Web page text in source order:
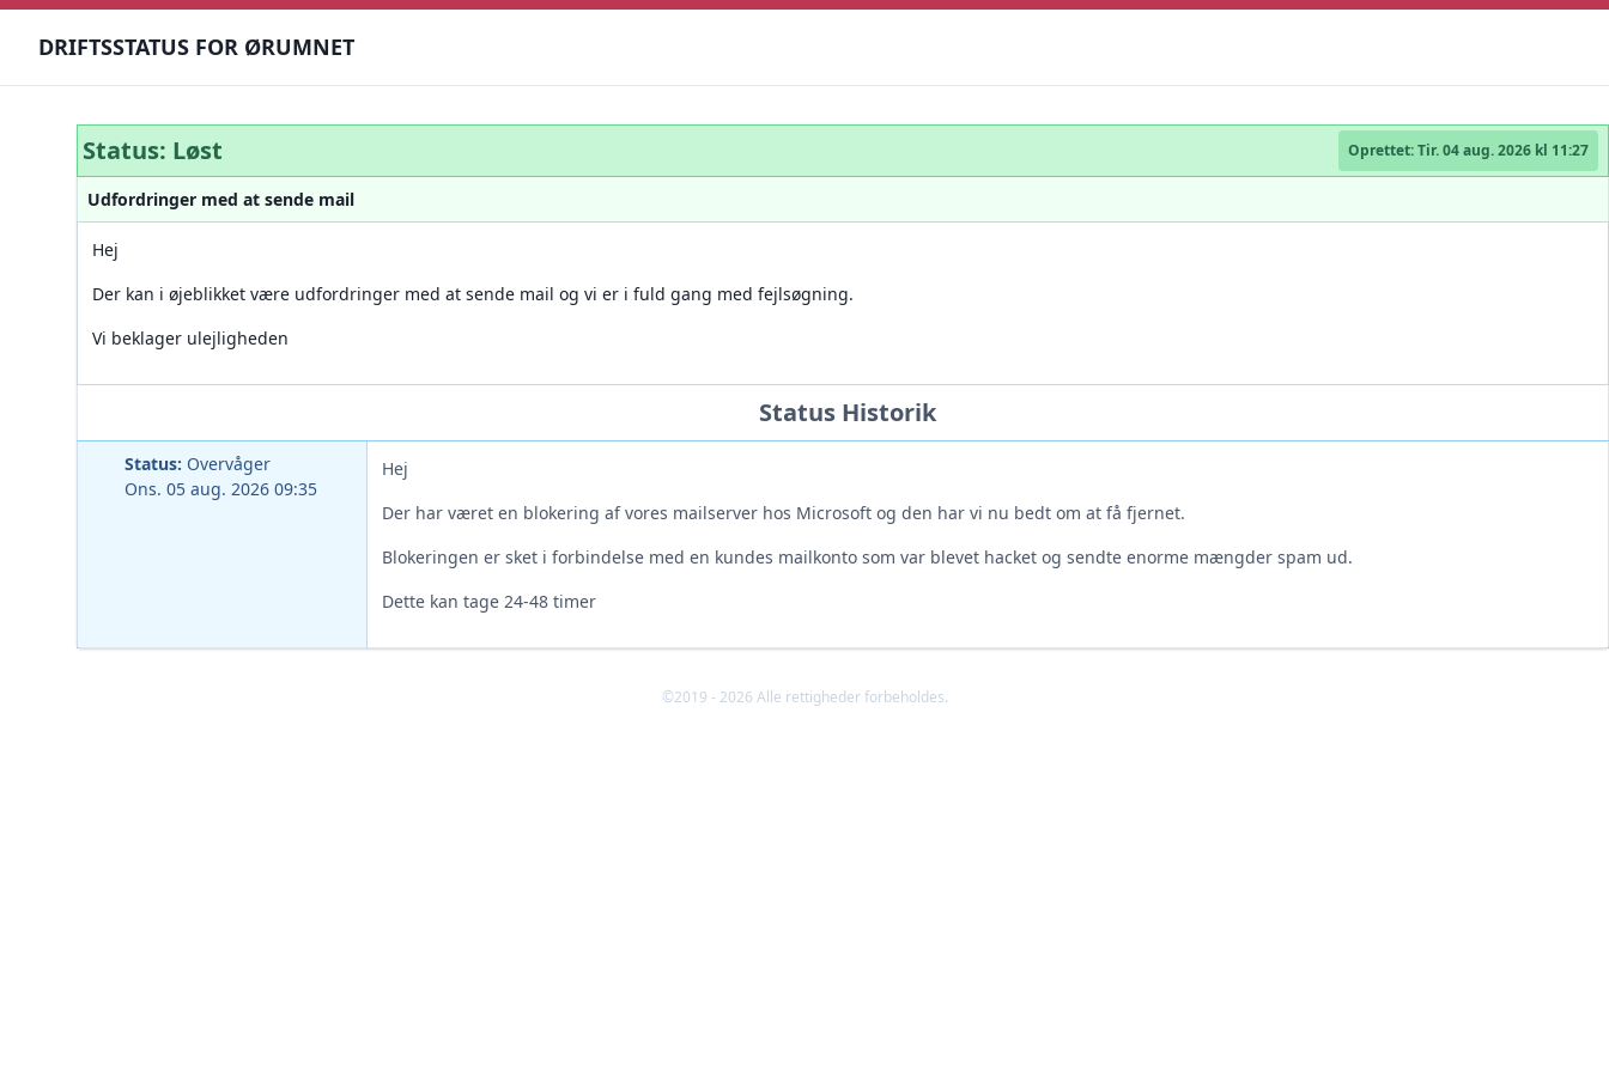
DRIFTSSTATUS FOR ØRUMNET
Status: Løst Oprettet:Tir. 04 aug. 2026 kl 11:27
Udfordringer med at sende mail
Hej
Der kan i øjeblikket være udfordringer med at sende mail og vi er i fuld gang med fejlsøgning.
Vi beklager ulejligheden
Status Historik
Status: Overvåger
Ons. 05 aug. 2026 09:35
Hej
Der har været en blokering af vores mailserver hos Microsoft og den har vi nu bedt om at få fjernet.
Blokeringen er sket i forbindelse med en kundes mailkonto som var blevet hacket og sendte enorme mængder spam ud.
Dette kan tage 24-48 timer
©2019 - 2026 Alle rettigheder forbeholdes.